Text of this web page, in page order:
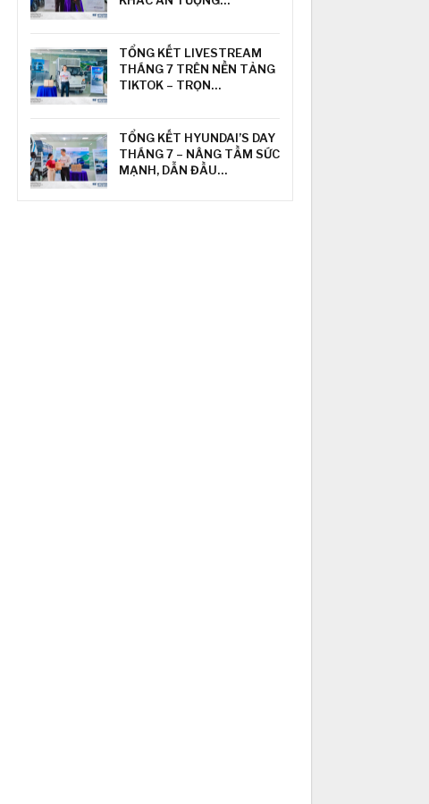
TỔNG KẾT LIVESTREAM
THÁNG 7 TRÊN NỀN TẢNG
TIKTOK – TRỌN…
TỔNG KẾT HYUNDAI’S DAY
THÁNG 7 – NÂNG TẦM SỨC
MẠNH, DẪN ĐẦU…